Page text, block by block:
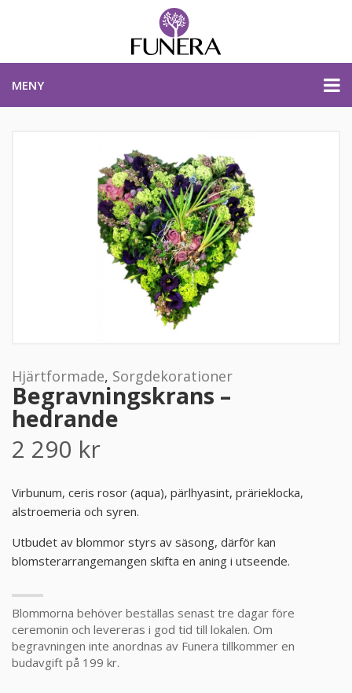
MENY
PLANERA BEGRAVNING
KONTAKTA OSS
PRODUKTER & PRISER
OM BEGRAVNINGAR
GÄST
OM FUNERA
KONTAKTA OSS
LIVESTREAMING
Hjärtformade, Sorgdekorationer
Begravningskrans –
hedrande
2 290 kr
Virbunum, ceris rosor (aqua), pärlhyasint, prärieklocka,
alstroemeria och syren.
Utbudet av blommor styrs av säsong, därför kan
blomsterarrangemangen skifta en aning i utseende.
Blommorna behöver beställas senast tre dagar före
ceremonin och levereras i god tid till lokalen. Om
begravningen inte anordnas av Funera tillkommer en
budavgift på 199 kr.